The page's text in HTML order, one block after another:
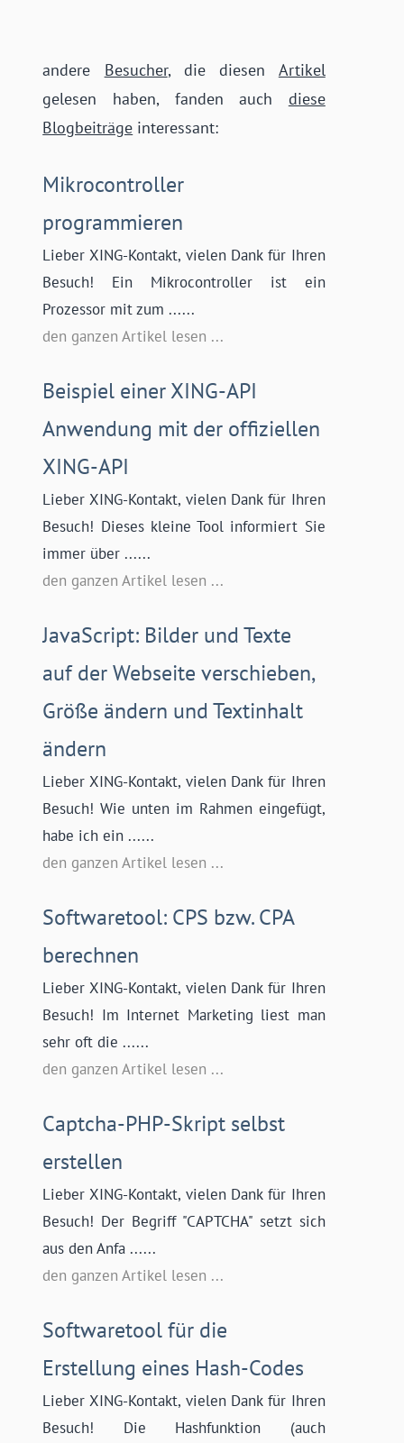
andere Besucher, die diesen Artikel
gelesen haben, fanden auch diese
Blogbeiträge interessant:
Mikrocontroller
programmieren
Lieber XING-Kontakt, vielen Dank für Ihren
Besuch! Ein Mikrocontroller ist ein
Prozessor mit zum ......
den ganzen Artikel lesen ...
Beispiel einer XING-API
Anwendung mit der offiziellen
XING-API
Lieber XING-Kontakt, vielen Dank für Ihren
Besuch! Dieses kleine Tool informiert Sie
immer über ......
den ganzen Artikel lesen ...
JavaScript: Bilder und Texte
auf der Webseite verschieben,
Größe ändern und Textinhalt
ändern
Lieber XING-Kontakt, vielen Dank für Ihren
Besuch! Wie unten im Rahmen eingefügt,
habe ich ein ......
den ganzen Artikel lesen ...
Softwaretool: CPS bzw. CPA
berechnen
Lieber XING-Kontakt, vielen Dank für Ihren
Besuch! Im Internet Marketing liest man
sehr oft die ......
den ganzen Artikel lesen ...
Captcha-PHP-Skript selbst
erstellen
Lieber XING-Kontakt, vielen Dank für Ihren
Besuch! Der Begriff "CAPTCHA" setzt sich
aus den Anfa ......
den ganzen Artikel lesen ...
Softwaretool für die
Erstellung eines Hash-Codes
Lieber XING-Kontakt, vielen Dank für Ihren
Besuch! Die Hashfunktion (auch